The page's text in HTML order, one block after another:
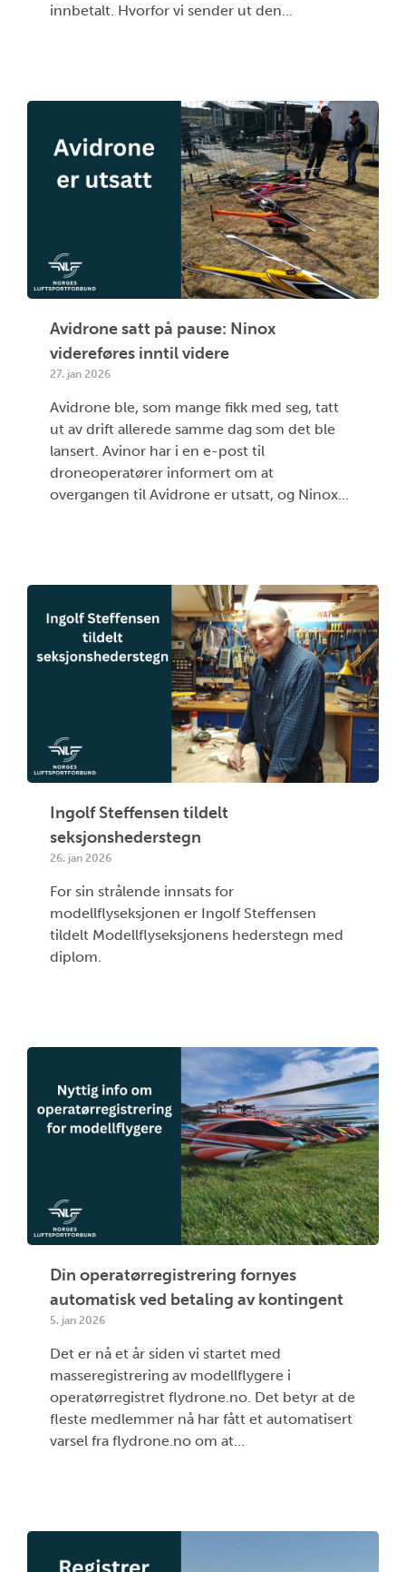
innbetalt. Hvorfor vi sender ut den...
Avidrone satt på pause: Ninox
videreføres inntil videre
27. jan 2026
Avidrone ble, som mange fikk med seg, tatt
ut av drift allerede samme dag som det ble
lansert. Avinor har i en e-post til
droneoperatører informert om at
overgangen til Avidrone er utsatt, og Ninox...
Ingolf Steffensen tildelt
seksjonshederstegn
26. jan 2026
For sin strålende innsats for
modellflyseksjonen er Ingolf Steffensen
tildelt Modellflyseksjonens hederstegn med
diplom.
Din operatørregistrering fornyes
automatisk ved betaling av kontingent
5. jan 2026
Det er nå et år siden vi startet med
masseregistrering av modellflygere i
operatørregistret flydrone.no. Det betyr at de
fleste medlemmer nå har fått et automatisert
varsel fra flydrone.no om at...